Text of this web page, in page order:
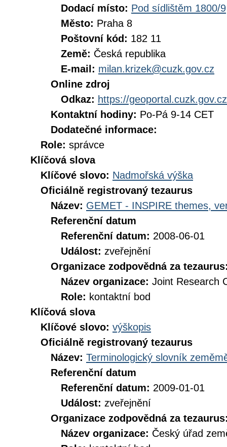
Dodací místo: Pod sídlištěm 1800/9
Město: Praha 8
Poštovní kód: 182 11
Země: Česká republika
E-mail: milan.krizek@cuzk.gov.cz
Online zdroj
Odkaz: https://geoportal.cuzk.gov.cz
Kontaktní hodiny: Po-Pá 9-14 CET
Dodatečné informace:
Role: správce
Klíčová slova
Klíčové slovo: Nadmořská výška
Oficiálně registrovaný tezaurus
Název: GEMET - INSPIRE themes,
Referenční datum
Referenční datum: 2008-06-01
Událost: zveřejnění
Organizace zodpovědná za
Název organizace: Joint Research
Role: kontaktní bod
Klíčová slova
Klíčové slovo: výškopis
Oficiálně registrovaný tezaurus
Název: Terminologický slovník
Referenční datum
Referenční datum: 2009-01-01
Událost: zveřejnění
Organizace zodpovědná za
Název organizace: Český úřad